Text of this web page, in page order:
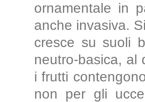
ornamentale in
anche invasiva.
cresce su suoli
neutro-basica, al
i frutti
non per gli